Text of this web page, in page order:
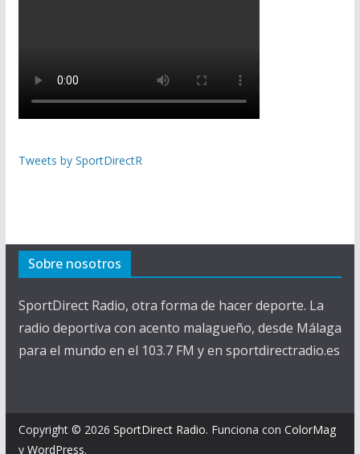
Tweets by SportDirectR
Sobre nosotros
SportDirect Radio, otra forma de hacer deporte. La
radio deportiva con acento malagueño, desde Málaga
para el mundo en el 103.7 FM y en sportdirectradio.es
Copyright © 2026 SportDirect Radio. Funciona con ColorMag
y WordPress.